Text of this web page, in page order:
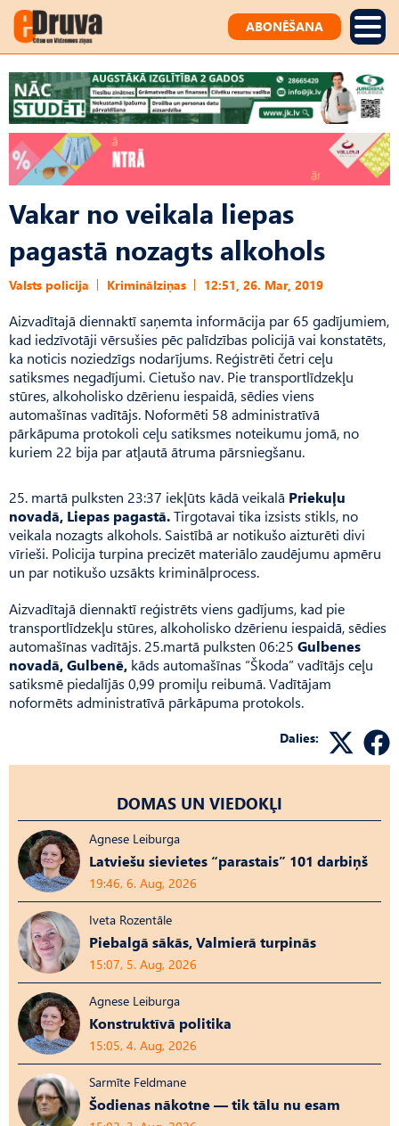
ABONĒŠANA
Vakar no veikala liepas
pagastā nozagts alkohols
Valsts policija Kriminālziņas 12:51, 26. Mar, 2019
Aizvadītajā diennaktī saņemta informācija par 65 gadījumiem,
kad iedzīvotāji vērsušies pēc palīdzības policijā vai konstatēts,
ka noticis noziedzīgs nodarījums. Reģistrēti četri ceļu
satiksmes negadījumi. Cietušo nav. Pie transportlīdzekļu
stūres, alkoholisko dzērienu iespaidā, sēdies viens
automašīnas vadītājs. Noformēti 58 administratīvā
pārkāpuma protokoli ceļu satiksmes noteikumu jomā, no
kuriem 22 bija par atļautā ātruma pārsniegšanu.
25. martā pulksten 23:37 iekļūts kādā veikalā Priekuļu
novadā, Liepas pagastā.Tirgotavai tika izsists stikls, no
veikala nozagts alkohols. Saistībā ar notikušo aizturēti divi
vīrieši. Policija turpina precizēt materiālo zaudējumu apmēru
un par notikušo uzsākts kriminālprocess.
Aizvadītajā diennaktī reģistrēts viens gadījums, kad pie
transportlīdzekļu stūres, alkoholisko dzērienu iespaidā, sēdies
automašīnas vadītājs. 25.martā pulksten 06:25 Gulbenes
novadā, Gulbenē, kāds automašīnas “Škoda” vadītājs ceļu
satiksmē piedalījās 0,99 promiļu reibumā. Vadītājam
noformēts administratīvā pārkāpuma protokols.
Dalies:
DOMAS UN VIEDOKĻI
Agnese Leiburga
Latviešu sievietes “parastais” 101 darbiņš
19:46, 6. Aug, 2026
Iveta Rozentāle
Piebalgā sākās, Valmierā turpinās
15:07, 5. Aug, 2026
Agnese Leiburga
Konstruktīvā politika
15:05, 4. Aug, 2026
Sarmīte Feldmane
Šodienas nākotne — tik tālu nu esam